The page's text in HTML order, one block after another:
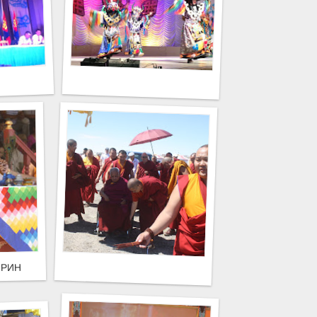
БАЯРЫН ХУРАЛ БОЛЛОО
РИНБҮЧИ БОЛОН ГЭГЭЭНТЭН ДАНЗАНЛУВСАНТҮДЭВ НАР